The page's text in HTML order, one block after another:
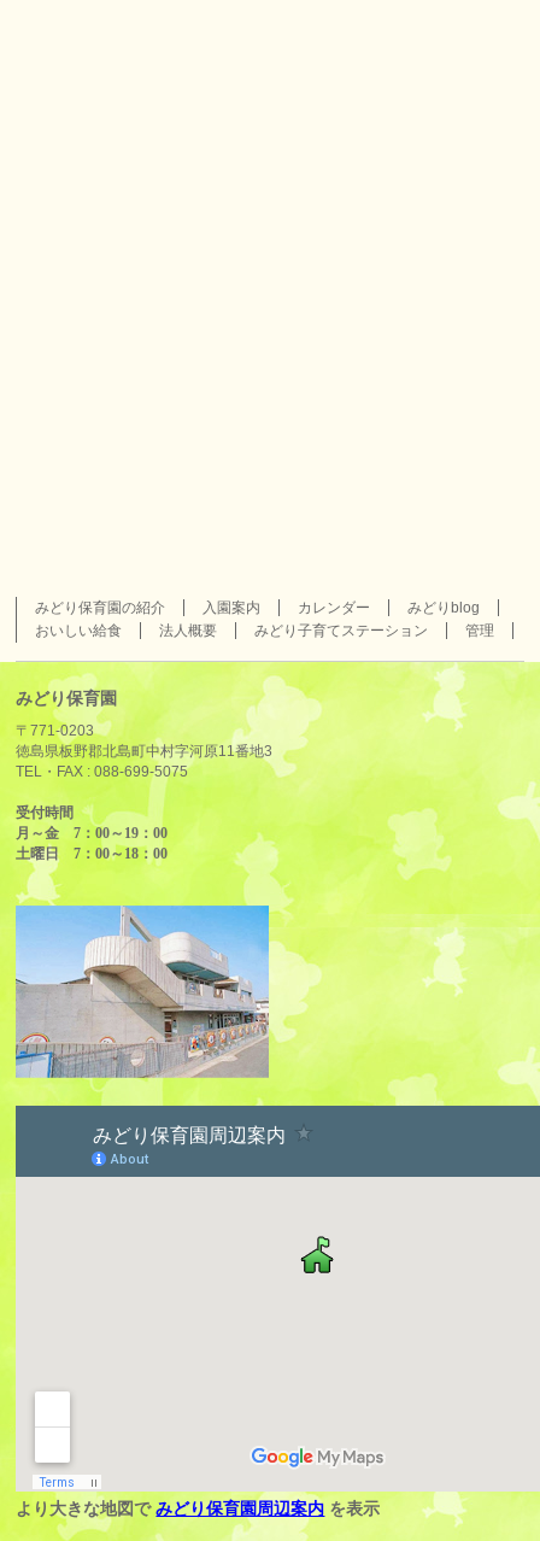
みどり保育園の紹介 入園案内 カレンダー
みどりblog
おいしい給食
法人概要 みどり子育てステーション 管理
みどり保育園
〒771-0203
徳島県板野郡北島町中村字河原11番地3
TEL・FAX :088-699-5075
受付時間
月～金 7：00～19：00
土曜日 7：00～18：00
より大きな地図でみどり保育園周辺案内 を表示